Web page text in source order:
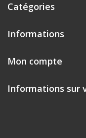
Catégories
Informations
Mon compte
Informations sur